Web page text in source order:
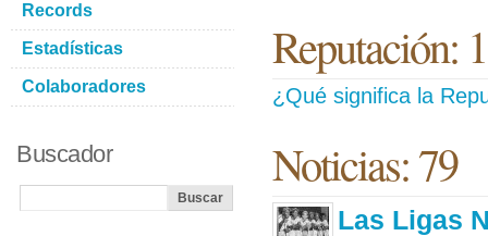
Reputación:
¿Qué significa la
Noticias: 79
Las Ligas
Records
Estadísticas
Colaboradores
Buscador